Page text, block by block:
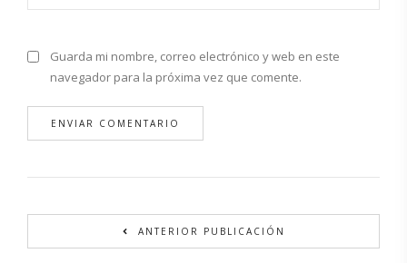
Guarda mi nombre, correo electrónico y web en este
navegador para la próxima vez que comente.
ANTERIOR PUBLICACIÓN